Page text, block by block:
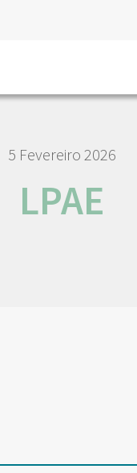
5 Fevereiro 2026
LPAE